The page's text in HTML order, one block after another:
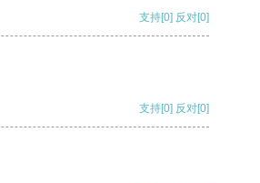
支持[0] 反对[0]
支持[0] 反对[0]